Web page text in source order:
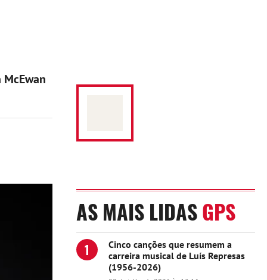
AS MAIS LIDASGPS
1
Cinco canções que resumem a
carreira musical de Luís Represas
(1956-2026)